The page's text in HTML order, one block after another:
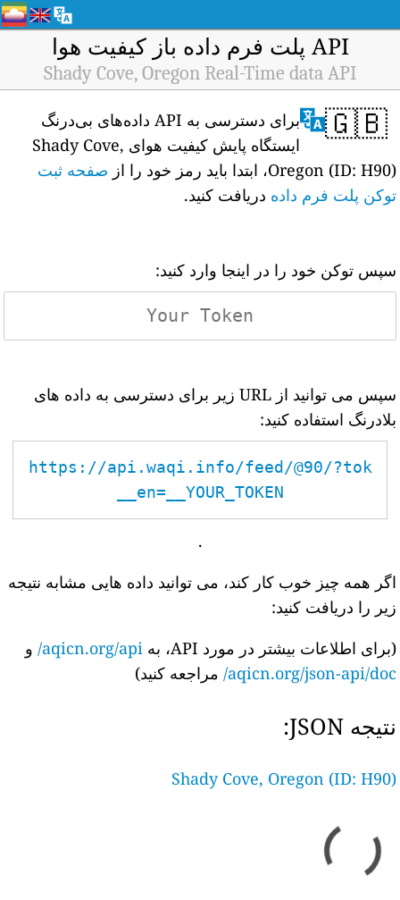
API پلت فرم داده باز کیفیت هوا
Shady Cove, Oregon Real-Time data API
🇬🇧
برای دسترسی به API داده‌های بی‌درنگ
ایستگاه پایش کیفیت هوای Shady Cove,
Oregon (ID: H90)، ابتدا باید رمز خود را از
صفحه ثبت
توکن پلت فرم داده دریافت کنید.
سپس توکن خود را در اینجا وارد کنید:
سپس می توانید از URL زیر برای دسترسی به داده های
بلادرنگ استفاده کنید:
https://api.waqi.info/feed/@90/?tok
en=__YOUR_TOKEN__
.
اگر همه چیز خوب کار کند، می توانید داده هایی مشابه نتیجه
زیر را دریافت کنید:
(برای اطلاعات بیشتر در مورد API، به
aqicn.org/api/ و
aqicn.org/json-api/doc/ مراجعه کنید)
نتیجه JSON:
Shady Cove, Oregon (ID: H90)